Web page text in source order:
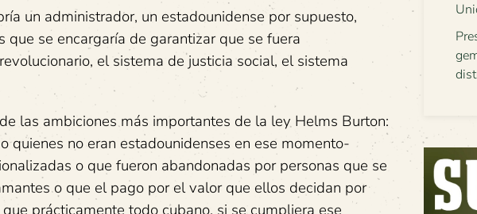
un administrador, un estadounidense por supuesto,
se encargaría de garantizar que se fuera
el sistema de justicia social, el sistema
las ambiciones más importantes de la ley Helms Burton:
no eran estadounidenses en ese momento-
o que fueron abandonadas por personas que se
o que el pago por el valor que ellos decidan por